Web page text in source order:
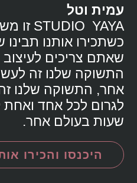
עמית וטל
STUDIO YAYA זו משפחה א
כשתכירו אותנו
שאתם צריכים
התשוקה שלנו זה
אחר, התשוקה שלנו
לגרום לכל אחד ואחת
שעות בעולם אחר.
היכנסו והכירו